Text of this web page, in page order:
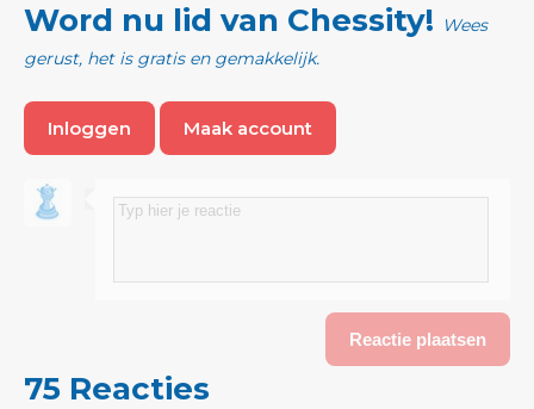
Word nu lid van Chessity!
Wees
gerust, het is gratis en gemakkelijk.
Inloggen Maak account
75 Reacties